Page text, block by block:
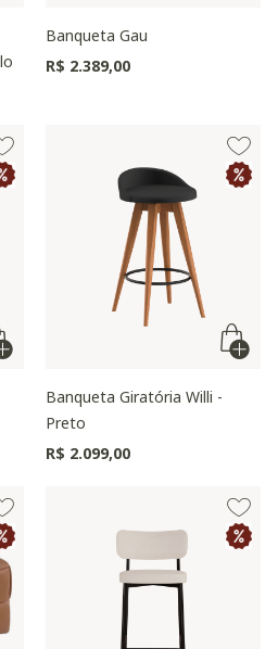
Banqueta Gau
R$ 2.389,00
Banqueta Giratória Willi -
Preto
R$ 2.099,00